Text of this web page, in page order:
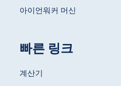
아이언워커 머신
빠른 링크
계산기